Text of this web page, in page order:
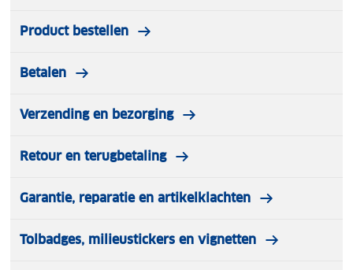
Product bestellen
Betalen
Verzending en bezorging
Retour en terugbetaling
Garantie, reparatie en artikelklachten
Tolbadges, milieustickers en vignetten